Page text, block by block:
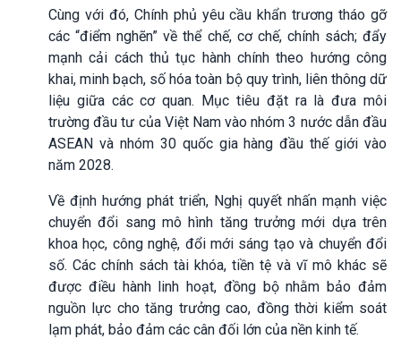
Cùng với đó, Chính phủ yêu cầu khẩn trương tháo gỡ
các “điểm nghẽn” về thể chế, cơ chế, chính sách; đẩy
mạnh cải cách thủ tục hành chính theo hướng công
khai, minh bạch, số hóa toàn bộ quy trình, liên thông dữ
liệu giữa các cơ quan. Mục tiêu đặt ra là đưa môi
trường đầu tư của Việt Nam vào nhóm 3 nước dẫn đầu
ASEAN và nhóm 30 quốc gia hàng đầu thế giới vào
năm 2028.
Về định hướng phát triển, Nghị quyết nhấn mạnh việc
chuyển đổi sang mô hình tăng trưởng mới dựa trên
khoa học, công nghệ, đổi mới sáng tạo và chuyển đổi
số. Các chính sách tài khóa, tiền tệ và vĩ mô khác sẽ
được điều hành linh hoạt, đồng bộ nhằm bảo đảm
nguồn lực cho tăng trưởng cao, đồng thời kiểm soát
lạm phát, bảo đảm các cân đối lớn của nền kinh tế.